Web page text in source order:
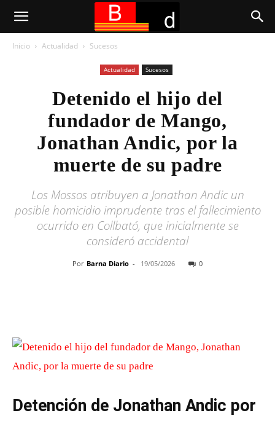
Inicio Actualidad Sucesos
Actualidad Sucesos
Detenido el hijo del
fundador de Mango,
Jonathan Andic, por la
muerte de su padre
Los Mossos atribuyen a Jonathan Andic un
posible homicidio imprudente tras el fallecimiento
ocurrido en Collbató, que inicialmente se
consideró accidental
Por Barna Diario - 19/05/2026 0
Detención de Jonathan Andic por